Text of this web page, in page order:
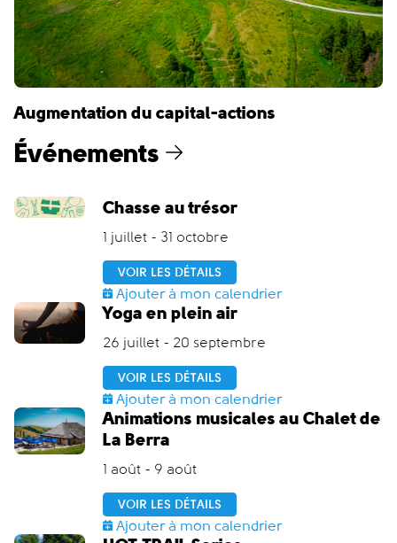
Augmentation du capital-actions
Événements
Chasse au trésor
1 juillet - 31 octobre
VOIR LES DÉTAILS
Ajouter à mon calendrier
Yoga en plein air
26 juillet - 20 septembre
VOIR LES DÉTAILS
Ajouter à mon calendrier
Animations musicales au Chalet de
La Berra
1 août - 9 août
VOIR LES DÉTAILS
Ajouter à mon calendrier